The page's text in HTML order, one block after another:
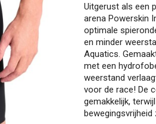
Uitgerust als een
arena Powerskin
optimale
en minder
Aquatics.
met een
weerstand
voor de race! De
gemakkelijk,
bewegingsvrijheid